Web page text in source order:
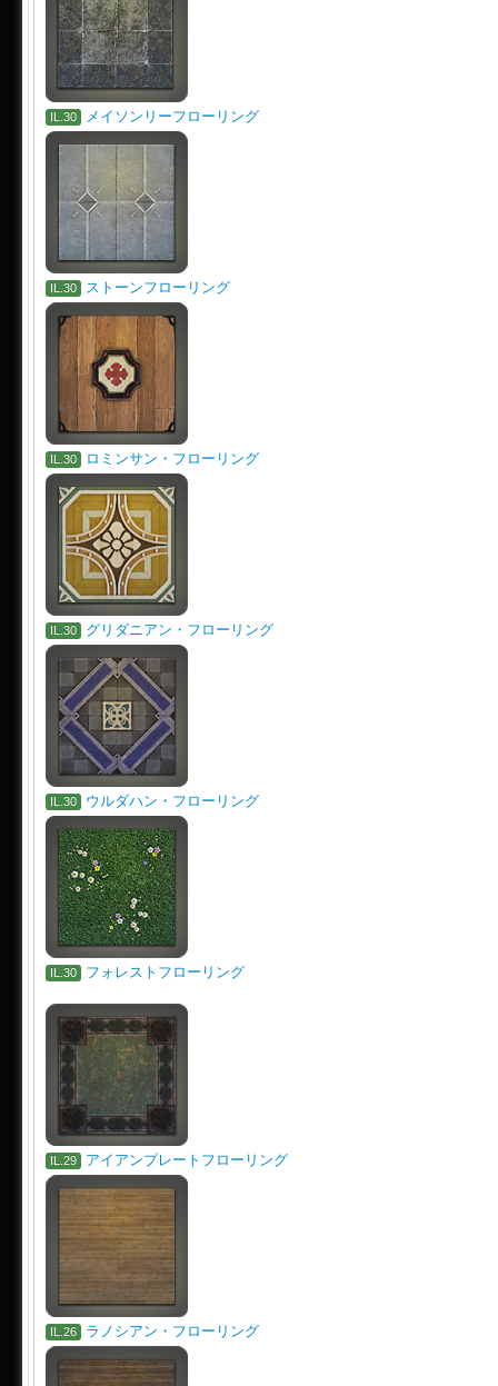
IL.30 メイソンリーフローリング
IL.30 ストーンフローリング
IL.30 ロミンサン・フローリング
IL.30 グリダニアン・フローリング
IL.30 ウルダハン・フローリング
IL.30 フォレストフローリング
IL.29 アイアンプレートフローリング
IL.26 ラノシアン・フローリング